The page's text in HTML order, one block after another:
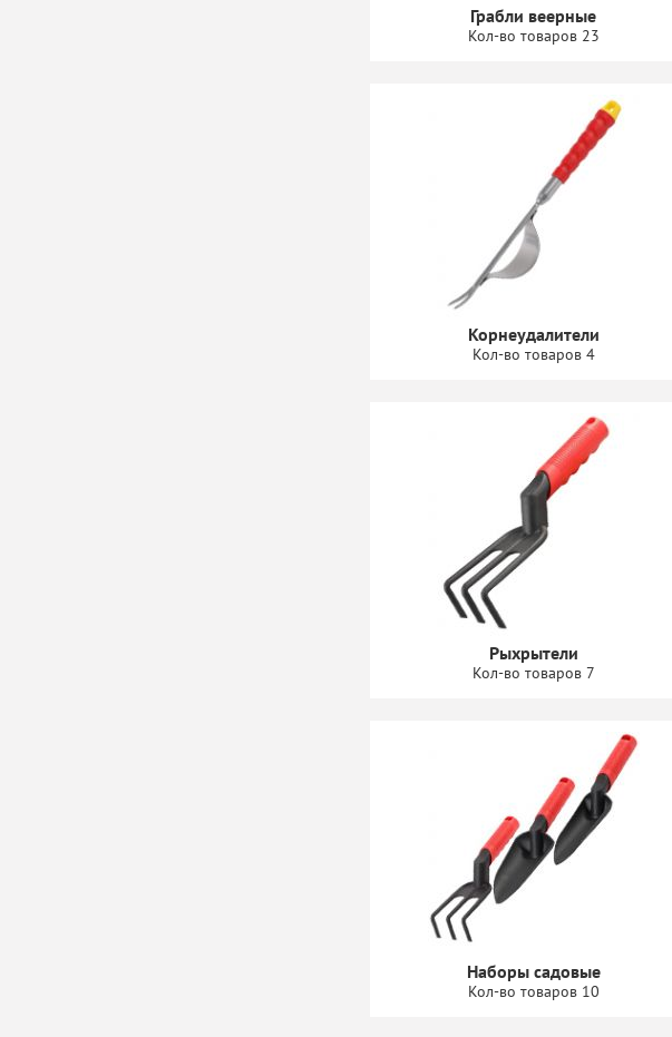
Грабли веерные
Кол-во товаров 23
Корнеудалители
Кол-во товаров 4
Рыхрытели
Кол-во товаров 7
Наборы садовые
Кол-во товаров 10